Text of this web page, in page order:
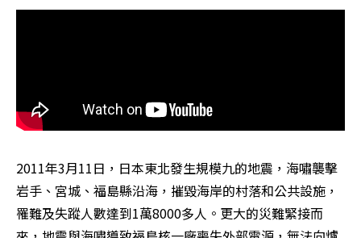
2011年3月11日，日本東北發生規模九的地震，海嘯襲擊
岩手、宮城、福島縣沿海，摧毀海岸的村落和公共設施，
罹難及失蹤人數達到1萬8000多人。更大的災難緊接而